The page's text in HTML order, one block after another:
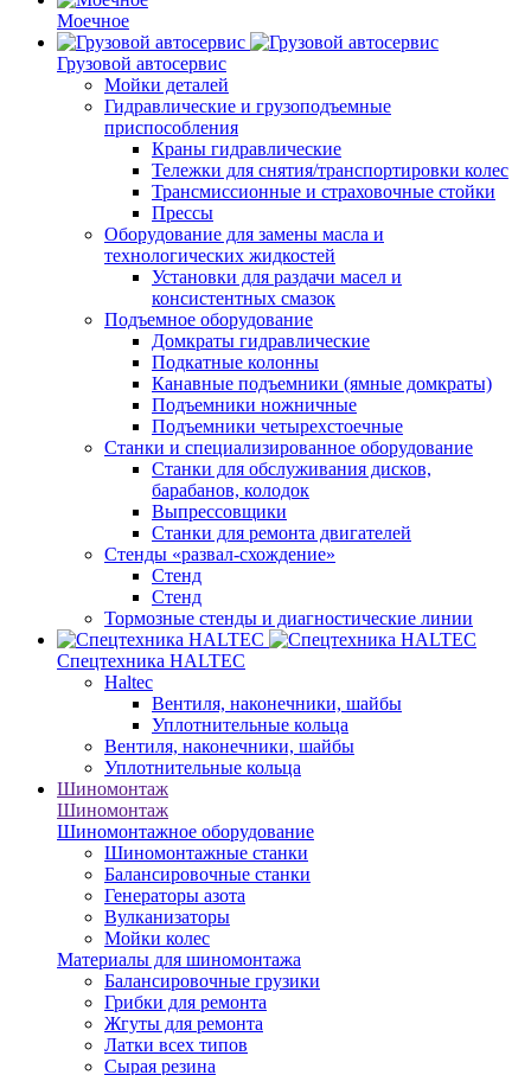
Моечное
Грузовой автосервис
Мойки деталей
Гидравлические и грузоподъемные
приспособления
Краны гидравлические
Тележки для снятия/транспортировки колес
Трансмиссионные и страховочные стойки
Прессы
Оборудование для замены масла и
технологических жидкостей
Установки для раздачи масел и
консистентных смазок
Подъемное оборудование
Домкраты гидравлические
Подкатные колонны
Канавные подъемники (ямные домкраты)
Подъемники ножничные
Подъемники четырехстоечные
Станки и специализированное оборудование
Станки для обслуживания дисков,
барабанов, колодок
Выпрессовщики
Станки для ремонта двигателей
Стенды «развал-схождение»
Стенд
Стенд
Тормозные стенды и диагностические линии
Спецтехника HALTEC
Haltec
Вентиля, наконечники, шайбы
Уплотнительные кольца
Вентиля, наконечники, шайбы
Уплотнительные кольца
Шиномонтаж
Шиномонтаж
Шиномонтажное оборудование
Шиномонтажные станки
Балансировочные станки
Генераторы азота
Вулканизаторы
Мойки колес
Материалы для шиномонтажа
Балансировочные грузики
Грибки для ремонта
Жгуты для ремонта
Латки всех типов
Сырая резина